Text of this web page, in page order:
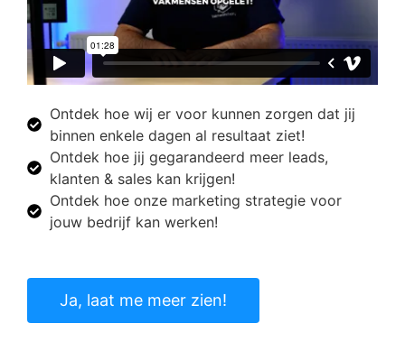
Ontdek hoe wij er voor kunnen zorgen dat jij
binnen enkele dagen al resultaat ziet!
Ontdek hoe jij gegarandeerd meer leads,
klanten & sales kan krijgen!
Ontdek hoe onze marketing strategie voor
jouw bedrijf kan werken!
Ja, laat me meer zien!